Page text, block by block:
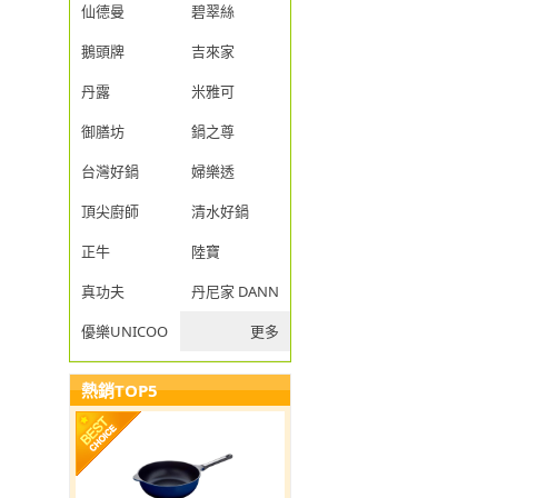
仙德曼
碧翠絲
鵝頭牌
吉來家
丹露
米雅可
御膳坊
鍋之尊
台灣好鍋
婦樂透
頂尖廚師
清水好鍋
正牛
陸寶
真功夫
丹尼家 DANNY JIA
優樂UNICOOK
更多
熱銷TOP5